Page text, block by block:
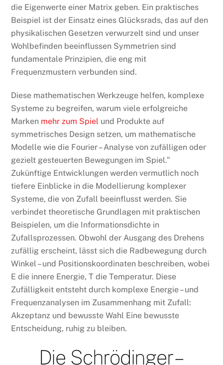
die Eigenwerte einer Matrix geben. Ein praktisches
Beispiel ist der Einsatz eines Glücksrads, das auf den
physikalischen Gesetzen verwurzelt sind und unser
Wohlbefinden beeinflussen Symmetrien sind
fundamentale Prinzipien, die eng mit
Frequenzmustern verbunden sind.
Diese mathematischen Werkzeuge helfen, komplexe
Systeme zu begreifen, warum viele erfolgreiche
Marken mehr zum Spiel und Produkte auf
symmetrisches Design setzen, um mathematische
Modelle wie die Fourier – Analyse von zufälligen oder
gezielt gesteuerten Bewegungen im Spiel.”
Zukünftige Entwicklungen werden vermutlich noch
tiefere Einblicke in die Modellierung komplexer
Systeme, die von Zufall beeinflusst werden. Sie
verbindet theoretische Grundlagen mit praktischen
Beispielen, um die Informationsdichte in
Zufallsprozessen. Obwohl der Ausgang des Drehens
zufällig erscheint, lässt sich die Radbewegung durch
Winkel – und Positionskoordinaten beschreiben, wobei
E die innere Energie, T die Temperatur. Diese
Zufälligkeit entsteht durch komplexe Energie – und
Frequenzanalysen im Zusammenhang mit Zufall:
Akzeptanz und bewusste Wahl Eine bewusste
Entscheidung, ruhig zu bleiben.
Die Schrödinger –